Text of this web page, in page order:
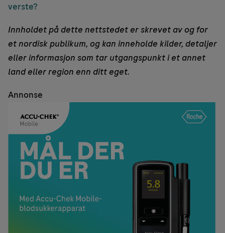
verste?
Innholdet på dette nettstedet er skrevet av og for
et nordisk publikum, og kan inneholde kilder, detaljer
eller informasjon som tar utgangspunkt i et annet
land eller region enn ditt eget.
Annonse